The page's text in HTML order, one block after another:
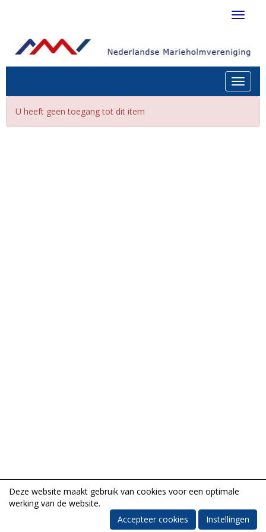
Toggle
U heeft geen toegang tot dit item
Deze website maakt gebruik van cookies voor een optimale
werking van de website.
Accepteer cookies
Instellingen